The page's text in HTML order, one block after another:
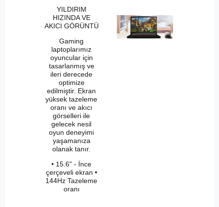
YILDIRIM
HIZINDA VE
AKICI GÖRÜNTÜ
Gaming
laptoplarımız
oyuncular için
tasarlanmış ve
ileri derecede
optimize
edilmiştir. Ekran
yüksek tazeleme
oranı ve akıcı
görselleri ile
gelecek nesil
oyun deneyimi
yaşamanıza
olanak tanır.
• 15.6" - İnce
çerçeveli ekran •
144Hz Tazeleme
oranı